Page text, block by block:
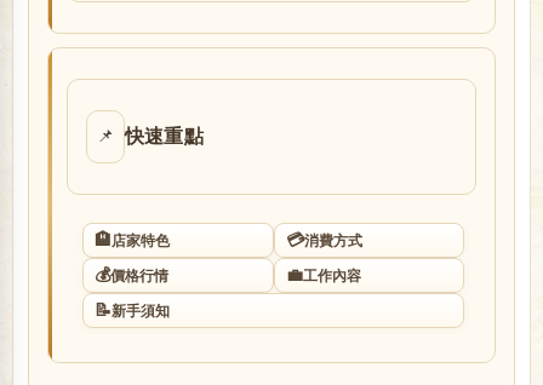
📌 快速重點
🏨店家特色 💳消費方式
💰價格行情 💼工作內容
📝新手須知